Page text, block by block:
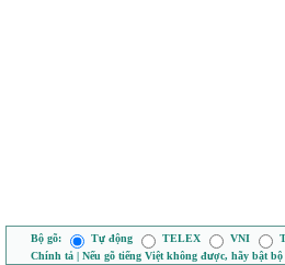
Bộ gõ: Tự động TELEX VNI
Chính tả | Nếu gõ tiếng Việt không được, hãy bật bộ